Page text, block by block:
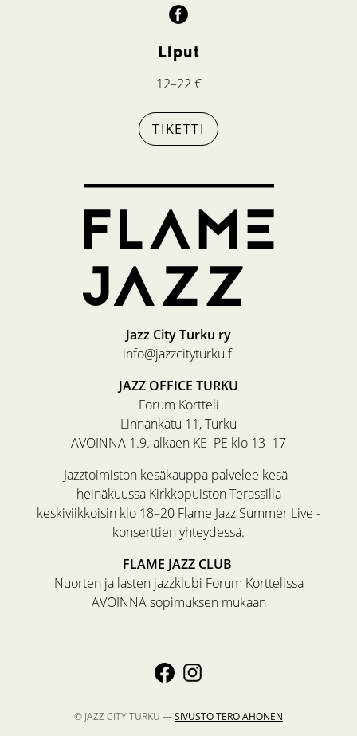
Liput
12–22 €
TIKETTI
Jazz City Turku ry
info@jazzcityturku.fi
JAZZ OFFICE TURKU
Forum Kortteli
Linnankatu 11, Turku
AVOINNA 1.9. alkaen KE–PE klo 13–17
Jazztoimiston kesäkauppa palvelee kesä–
heinäkuussa Kirkkopuiston Terassilla
keskiviikkoisin klo 18–20 Flame Jazz Summer Live -
konserttien yhteydessä.
FLAME JAZZ CLUB
Nuorten ja lasten jazzklubi Forum Korttelissa
AVOINNA sopimuksen mukaan
© JAZZ CITY TURKU —SIVUSTOTERO AHONEN